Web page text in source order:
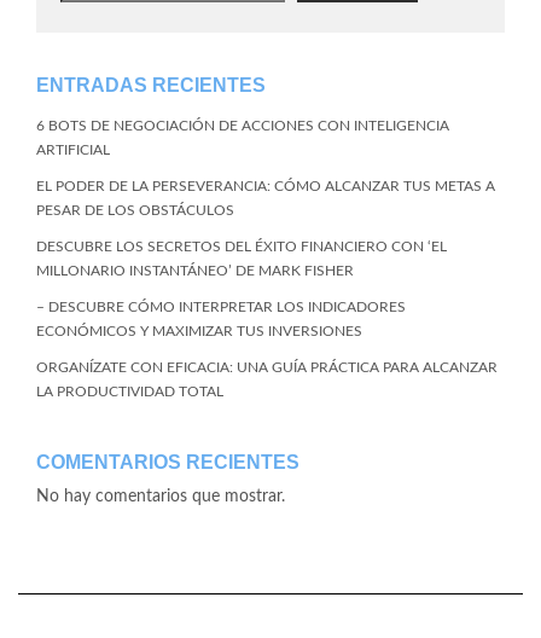
ENTRADAS RECIENTES
6 BOTS DE NEGOCIACIÓN DE ACCIONES CON INTELIGENCIA
ARTIFICIAL
EL PODER DE LA PERSEVERANCIA: CÓMO ALCANZAR TUS METAS A
PESAR DE LOS OBSTÁCULOS
DESCUBRE LOS SECRETOS DEL ÉXITO FINANCIERO CON ‘EL
MILLONARIO INSTANTÁNEO’ DE MARK FISHER
– DESCUBRE CÓMO INTERPRETAR LOS INDICADORES
ECONÓMICOS Y MAXIMIZAR TUS INVERSIONES
ORGANÍZATE CON EFICACIA: UNA GUÍA PRÁCTICA PARA ALCANZAR
LA PRODUCTIVIDAD TOTAL
COMENTARIOS RECIENTES
No hay comentarios que mostrar.